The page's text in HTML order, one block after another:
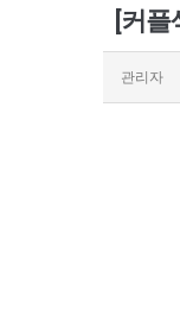
[커
관리자